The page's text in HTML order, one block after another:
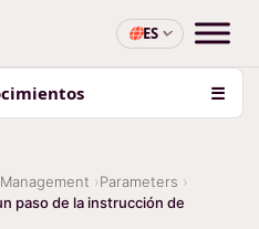
ES
☰
Parameters
paso de la instrucción de